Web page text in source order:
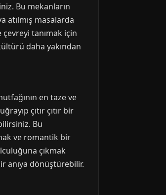
Bu mekanların
atılmış masalarda
tanımak için
daha yakından
en taze ve
çıtır çıtır bir
Bu
ve romantik bir
çıkmak
anıya dönüştürebilir.